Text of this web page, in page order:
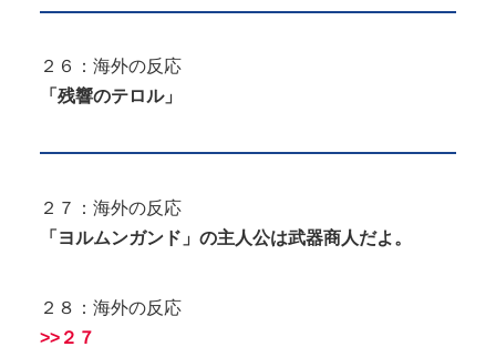
２６：海外の反応
「残響のテロル」
２７：海外の反応
「ヨルムンガンド」の主人公は武器商人だよ。
２８：海外の反応
>>２７